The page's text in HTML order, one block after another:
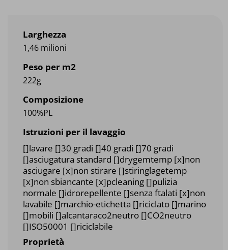
Larghezza
1,46 milioni
Peso per m2
222g
Composizione
100%PL
Istruzioni per il lavaggio
[]lavare []30 gradi []40 gradi []70 gradi
[]asciugatura standard []drygemtemp [x]non
asciugare [x]non stirare []stiringlagetemp
[x]non sbiancante [x]pcleaning []pulizia
normale []idrorepellente []senza ftalati [x]non
lavabile []marchio-etichetta []riciclato []marino
[]mobili []alcantaraco2neutro []CO2neutro
[]ISO50001 []riciclabile
Proprietà